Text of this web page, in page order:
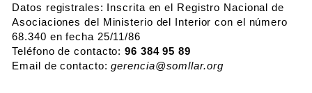
Datos registrales: Inscrita en el Registro Nacional de
Asociaciones del Ministerio del Interior con el número
68.340 en fecha 25/11/86
Teléfono de contacto:96 384 95 89
Email de contacto:gerencia@somllar.org